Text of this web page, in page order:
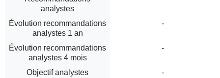
analystes
Évolution recommandations
analystes 1 an
-
Évolution recommandations
analystes 4 mois
-
Objectif analystes
-